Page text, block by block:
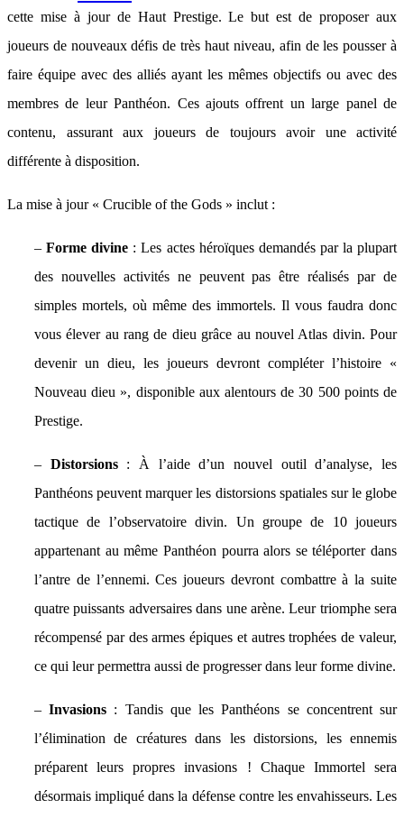
cette mise à jour de Haut Prestige. Le but est de proposer aux
joueurs de nouveaux défis de très haut niveau, afin de les pousser à
faire équipe avec des alliés ayant les mêmes objectifs ou avec des
membres de leur Panthéon. Ces ajouts offrent un large panel de
contenu, assurant aux joueurs de toujours avoir une activité
différente à disposition.
La mise à jour « Crucible of the Gods » inclut :
–Forme divine : Les actes héroïques demandés par la plupart
des nouvelles activités ne peuvent pas être réalisés par de
simples mortels, où même des immortels. Il vous faudra donc
vous élever au rang de dieu grâce au nouvel Atlas divin. Pour
devenir un dieu, les joueurs devront compléter l’histoire «
Nouveau dieu », disponible aux alentours de 30 500 points de
Prestige.
– Distorsions: À l’aide d’un nouvel outil d’analyse, les
Panthéons peuvent marquer les distorsions spatiales sur le globe
tactique de l’observatoire divin. Un groupe de 10 joueurs
appartenant au même Panthéon pourra alors se téléporter dans
l’antre de l’ennemi. Ces joueurs devront combattre à la suite
quatre puissants adversaires dans une arène. Leur triomphe sera
récompensé par des armes épiques et autres trophées de valeur,
ce qui leur permettra aussi de progresser dans leur forme divine.
–Invasions : Tandis que les Panthéons se concentrent sur
l’élimination de créatures dans les distorsions, les ennemis
préparent leurs propres invasions ! Chaque Immortel sera
désormais impliqué dans la défense contre les envahisseurs. Les